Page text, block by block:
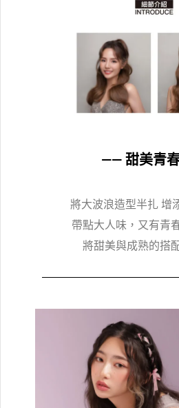
—— 甜美青
將大波浪造型半扎 增
帶點大人味，又有青
將甜美與成熟的搭